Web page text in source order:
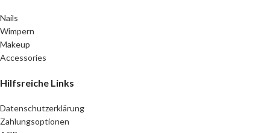
Nails
Wimpern
Makeup
Accessories
Hilfsreiche Links
Datenschutzerklärung
Zahlungsoptionen